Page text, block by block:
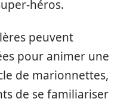
héros.
peuvent
pour animer une
de marionnettes,
de se familiariser